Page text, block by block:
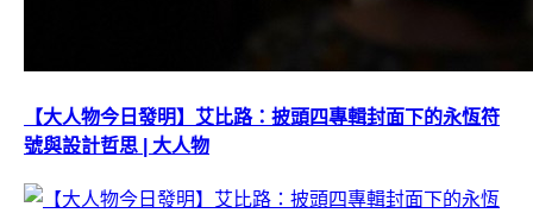
【大人物今日發明】艾比路：披頭四專輯封面下的永恆符
號與設計哲思 | 大人物